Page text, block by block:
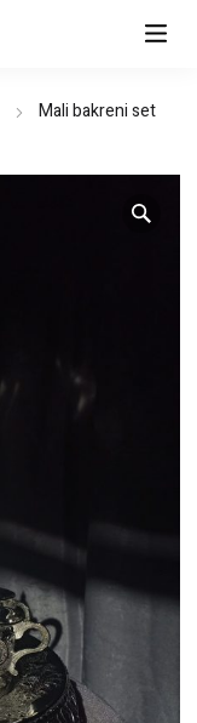
Mali bakreni set